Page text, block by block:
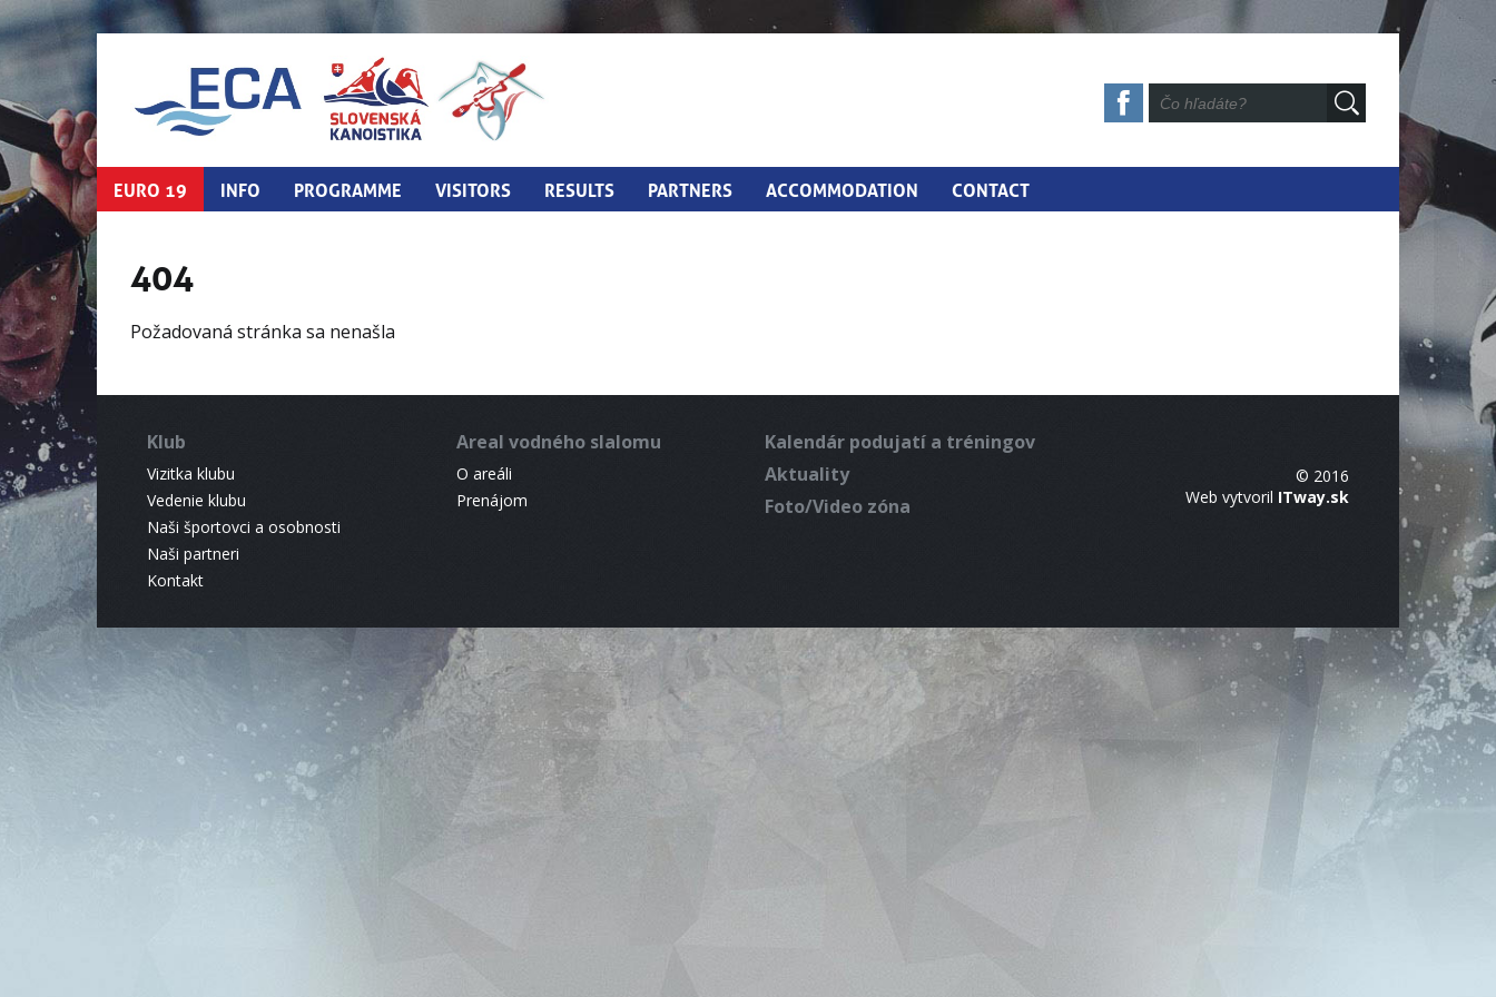
EURO 19 INFO PROGRAMME VISITORS RESULTS PARTNERS ACCOMMODATION CONTACT
404
Požadovaná stránka sa nenašla
Klub
Vizitka klubu
Vedenie klubu
Naši športovci a osobnosti
Naši partneri
Kontakt
Areal vodného slalomu
O areáli
Prenájom
Kalendár podujatí a tréningov
Aktuality
Foto/Video zóna
© 2016
Web vytvoril ITway.sk